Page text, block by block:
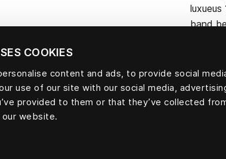
COOKIES
content and ads, to provide social
use of our site with our social media,
provided to them or that they’ve collected
website.
band
100